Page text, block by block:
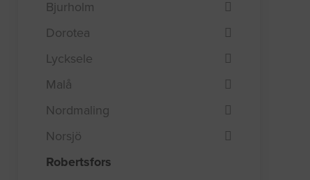
Bjurholm
Dorotea
Lycksele
Malå
Nordmaling
Norsjö
Robertsfors